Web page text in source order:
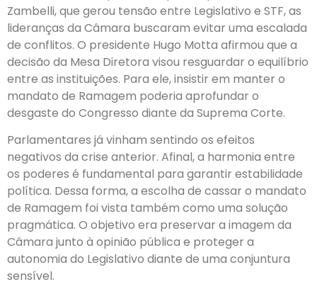
Zambelli, que gerou tensão entre Legislativo e STF, as
lideranças da Câmara buscaram evitar uma escalada
de conflitos. O presidente Hugo Motta afirmou que a
decisão da Mesa Diretora visou resguardar o equilíbrio
entre as instituições. Para ele, insistir em manter o
mandato de Ramagem poderia aprofundar o
desgaste do Congresso diante da Suprema Corte.
Parlamentares já vinham sentindo os efeitos
negativos da crise anterior. Afinal, a harmonia entre
os poderes é fundamental para garantir estabilidade
política. Dessa forma, a escolha de cassar o mandato
de Ramagem foi vista também como uma solução
pragmática. O objetivo era preservar a imagem da
Câmara junto à opinião pública e proteger a
autonomia do Legislativo diante de uma conjuntura
sensível.